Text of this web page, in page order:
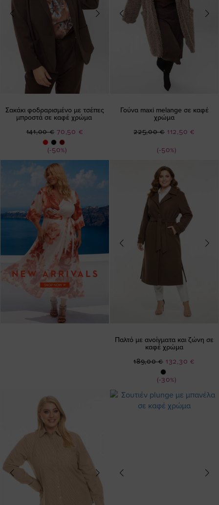
Σακάκι φοδραρισμένο με τσέπες
μπροστά σε καφέ χρώμα
(-50%)
Ειδική
Τιμή
70,50 €
141,00 €
Γούνα maxi melange σε καφέ
χρώμα
(-50%)
Ειδική
112,50 €
225,00 €
Παλτό με ανοίγματα και ζώνη σε
καφέ χρώμα
(-30%)
Ειδική
Τιμή
132,30 €
189,00 €